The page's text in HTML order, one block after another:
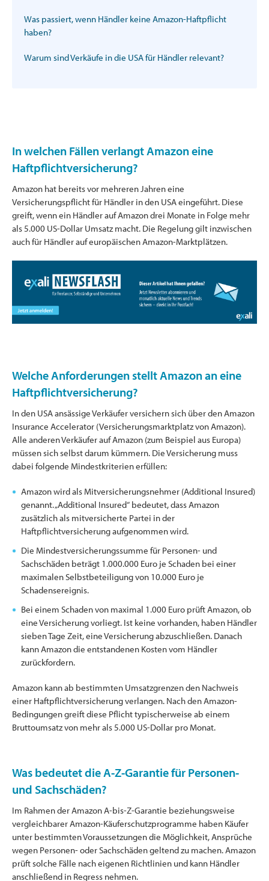
Was passiert, wenn Händler keine Amazon-Haftpflicht
haben?
Warum sind Verkäufe in die USA für Händler relevant?
In welchen Fällen verlangt Amazon eine
Haftpflichtversicherung?
Amazon hat bereits vor mehreren Jahren eine
Versicherungspflicht für Händler in den USA eingeführt. Diese
greift, wenn ein Händler auf Amazon drei Monate in Folge mehr
als 5.000 US-Dollar Umsatz macht. Die Regelung gilt inzwischen
auch für Händler auf europäischen Amazon-Marktplätzen.
Welche Anforderungen stellt Amazon an eine
Haftpflichtversicherung?
In den USA ansässige Verkäufer versichern sich über den Amazon
Insurance Accelerator (Versicherungsmarktplatz von Amazon).
Alle anderen Verkäufer auf Amazon (zum Beispiel aus Europa)
müssen sich selbst darum kümmern. Die Versicherung muss
dabei folgende Mindestkriterien erfüllen:
Amazon wird als Mitversicherungsnehmer (Additional Insured)
genannt. „Additional Insured“ bedeutet, dass Amazon
zusätzlich als mitversicherte Partei in der
Haftpflichtversicherung aufgenommen wird.
Die Mindestversicherungssumme für Personen- und
Sachschäden beträgt 1.000.000 Euro je Schaden bei einer
maximalen Selbstbeteiligung von 10.000 Euro je
Schadensereignis.
Bei einem Schaden von maximal 1.000 Euro prüft Amazon, ob
eine Versicherung vorliegt. Ist keine vorhanden, haben Händler
sieben Tage Zeit, eine Versicherung abzuschließen. Danach
kann Amazon die entstandenen Kosten vom Händler
zurückfordern.
Amazon kann ab bestimmten Umsatzgrenzen den Nachweis
einer Haftpflichtversicherung verlangen. Nach den Amazon-
Bedingungen greift diese Pflicht typischerweise ab einem
Bruttoumsatz von mehr als 5.000 US-Dollar pro Monat.
Was bedeutet die A-Z-Garantie für Personen-
und Sachschäden?
Im Rahmen der Amazon A-bis-Z-Garantie beziehungsweise
vergleichbarer Amazon-Käuferschutzprogramme haben Käufer
unter bestimmten Voraussetzungen die Möglichkeit, Ansprüche
wegen Personen- oder Sachschäden geltend zu machen. Amazon
prüft solche Fälle nach eigenen Richtlinien und kann Händler
anschließend in Regress nehmen.